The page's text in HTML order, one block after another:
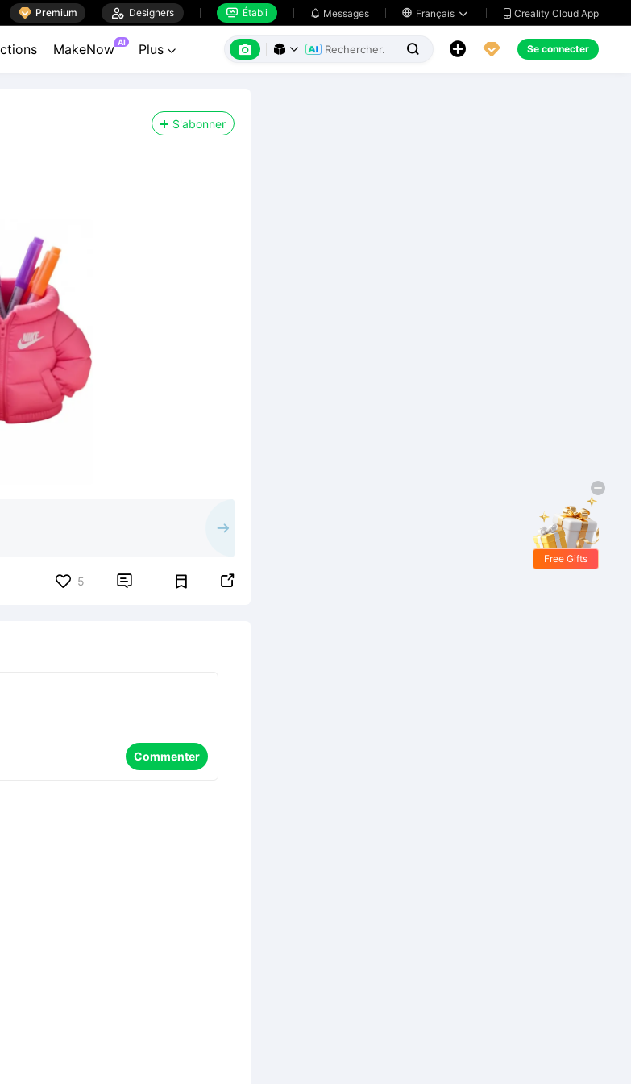
 Premium  Designers  Établi  Messages  Français   Creality Cloud App
MakeNow AI Plus        Se connecter
S'abonner
5  
Commenter
Free Gifts